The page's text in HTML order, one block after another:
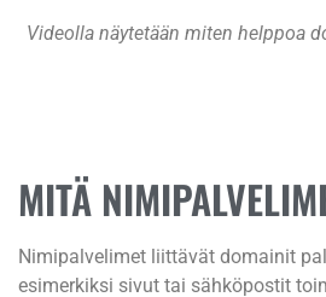
Videolla näytetään miten helppoa
MITÄ
Nimipalvelimet liittävät domainit
esimerkiksi sivut tai sähköpostit